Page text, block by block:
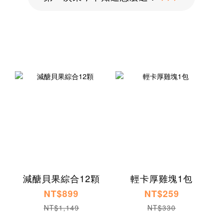
減醣貝果綜合12顆
NT$899
NT$1,149
輕卡厚雞塊1包
NT$259
NT$330